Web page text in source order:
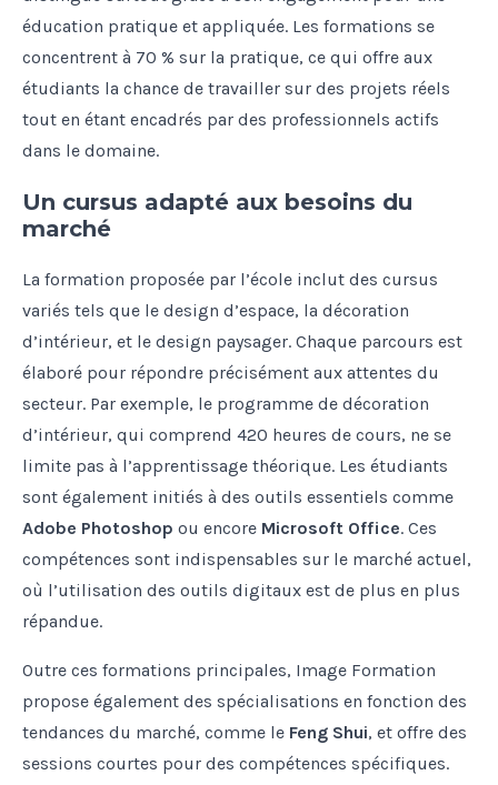
éducation pratique et appliquée. Les formations se
concentrent à 70 % sur la pratique, ce qui offre aux
étudiants la chance de travailler sur des projets réels
tout en étant encadrés par des professionnels actifs
dans le domaine.
Un cursus adapté aux besoins du
marché
La formation proposée par l’école inclut des cursus
variés tels que le design d’espace, la décoration
d’intérieur, et le design paysager. Chaque parcours est
élaboré pour répondre précisément aux attentes du
secteur. Par exemple, le programme de décoration
d’intérieur, qui comprend 420 heures de cours, ne se
limite pas à l’apprentissage théorique. Les étudiants
sont également initiés à des outils essentiels comme
Adobe Photoshop ou encore Microsoft Office. Ces
compétences sont indispensables sur le marché actuel,
où l’utilisation des outils digitaux est de plus en plus
répandue.
Outre ces formations principales, Image Formation
propose également des spécialisations en fonction des
tendances du marché, comme le Feng Shui, et offre des
sessions courtes pour des compétences spécifiques.